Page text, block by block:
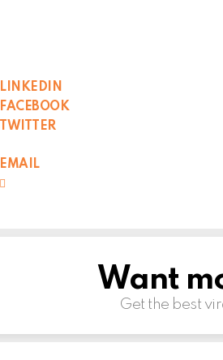
LINKEDIN
FACEBOOK
TWITTER
EMAIL
NEWSLETTERWant
Get the best